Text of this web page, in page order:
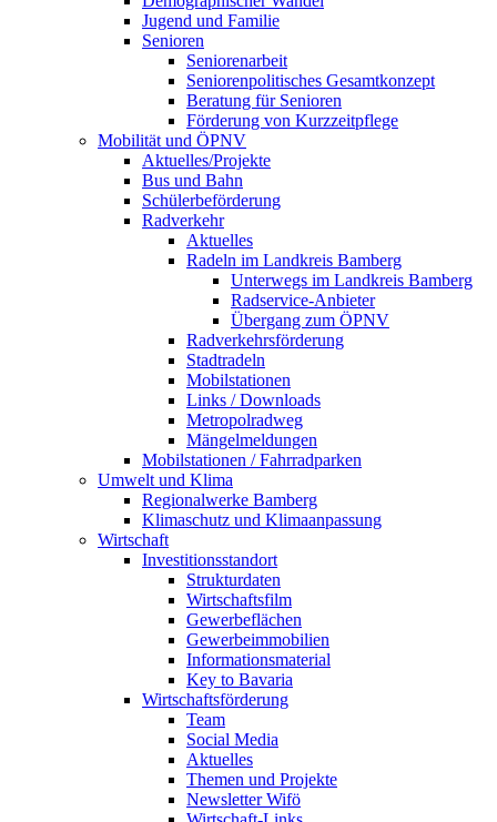
Jugend und Familie
Senioren
Seniorenarbeit
Seniorenpolitisches Gesamtkonzept
Beratung für Senioren
Förderung von Kurzzeitpflege
Mobilität und ÖPNV
Aktuelles/Projekte
Bus und Bahn
Schülerbeförderung
Radverkehr
Aktuelles
Radeln im Landkreis Bamberg
Unterwegs im Landkreis Bamberg
Radservice-Anbieter
Übergang zum ÖPNV
Radverkehrsförderung
Stadtradeln
Mobilstationen
Links / Downloads
Metropolradweg
Mängelmeldungen
Mobilstationen / Fahrradparken
Umwelt und Klima
Regionalwerke Bamberg
Klimaschutz und Klimaanpassung
Wirtschaft
Investitionsstandort
Strukturdaten
Wirtschaftsfilm
Gewerbeflächen
Gewerbeimmobilien
Informationsmaterial
Key to Bavaria
Wirtschaftsförderung
Team
Social Media
Aktuelles
Themen und Projekte
Newsletter Wifö